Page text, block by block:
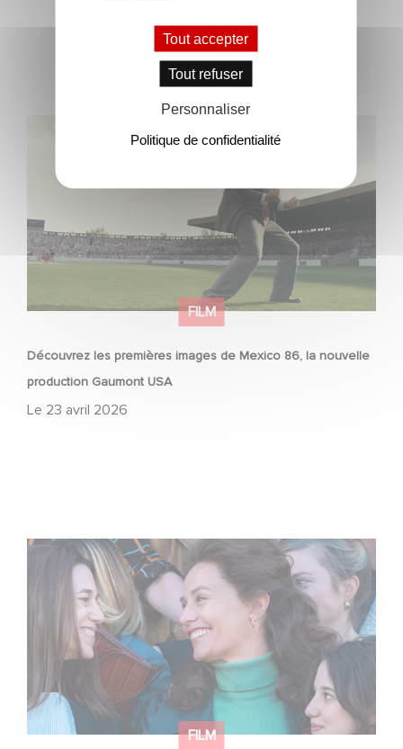
FILM
Découvrez les premières images de Mexico 86, la nouvelle
production Gaumont USA
Le 23 avril 2026
nouvelle production Gaumont USA
FILM
L’Affaire Marie‑Claire en sélection officielle à Cannes
Tout accepter
Tout refuser
Personnaliser
Politique de confidentialité